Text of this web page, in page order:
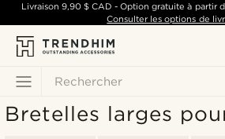
Rechercher
Livraison 9,90 $ CAD - Option gratuite à partir
Consulter les options de
Bretelles larges